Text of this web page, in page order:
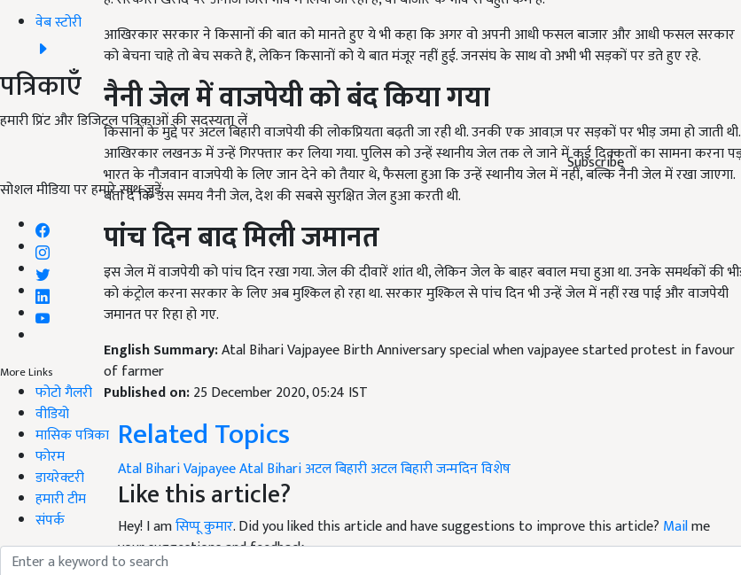
वेब स्टोरी
पत्रिकाएँ
हमारी प्रिंट और डिजिटल पत्रिकाओं की सदस्यता लें
Subscribe
सोशल मीडिया पर हमारे साथ जुड़ें:
More Links
फोटो गैलरी
वीडियो
मासिक पत्रिका
फोरम
डायरेक्टरी
हमारी टीम
संपर्क
आखिरकार सरकार ने किसानों की बात को मानते हुए ये भी कहा कि अगर वो अपनी आधी फसल बाजार और आधी फसल सरकार
को बेचना चाहे तो बेच सकते हैं, लेकिन किसानों को ये बात मंजूर नहीं हुई. जनसंघ के साथ वो अभी भी सड़कों पर डते हुए रहे.
नैनी जेल में वाजपेयी को बंद किया गया
किसानों के मुद्दे पर अटल बिहारी वाजपेयी की लोकप्रियता बढ़ती जा रही थी. उनकी एक आवाज़ पर सड़कों पर भीड़ जमा हो जाती थी.
आखिरकार लखनऊ में उन्हें गिरफ्तार कर लिया गया. पुलिस को उन्हें स्थानीय जेल तक ले जाने में कई दिक्कतों का सामना करना पड़ा.
भारत के नौजवान वाजपेयी के लिए जान देने को तैयार थे, फैसला हुआ कि उन्हें स्थानीय जेल में नहीं, बल्कि नैनी जेल में रखा जाएगा.
बता दे कि उस समय नैनी जेल, देश की सबसे सुरक्षित जेल हुआ करती थी.
पांचदिनबादमिलीजमानत
इस जेल में वाजपेयी को पांच दिन रखा गया. जेल की दीवारें शांत थी, लेकिन जेल के बाहर बवाल मचा हुआ था. उनके समर्थकों की भीड़
को कंट्रोल करना सरकार के लिए अब मुश्किल हो रहा था. सरकार मुश्किल से पांच दिन भी उन्हें जेल में नहीं रख पाई और वाजपेयी
जमानत पर रिहा हो गए.
English Summary:
of farmer
Published on:
Related Topics
Atal Bihari VajpayeeAtal Bihari
Like this article?
Hey! I amसिप्पू कुमार . Did you liked this article and have suggestions to improve this article?
your suggestions and feedback.